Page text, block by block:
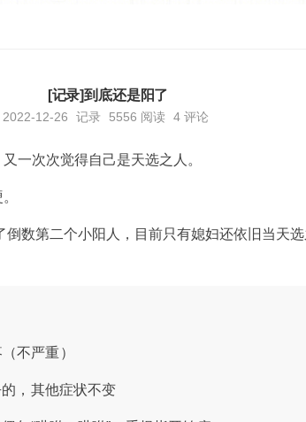
[记录]到底还是阳了
2022-12-26 记录 5556 阅读 4 评论
一次次觉得自己是天选之人。
数第二个小阳人，目前只有媳妇还依旧当天
不严重）
，其他症状不变